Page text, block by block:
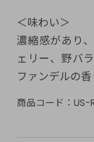
＜味わい＞
濃縮感があり
ェリー、野バ
ファンデルの香
商品コード： US-